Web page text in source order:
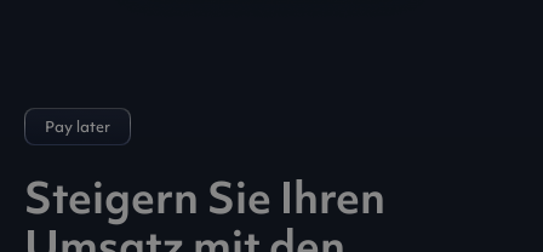
Pay later
Steigern Sie Ihren